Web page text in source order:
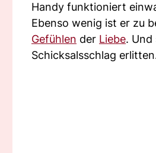
Handy funktioniert
Ebenso wenig ist er zu
Gefühlen der Liebe. Und
Schicksalsschlag